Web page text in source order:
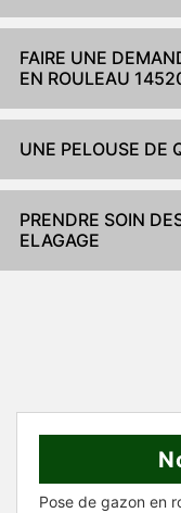
FAIRE UNE
EN ROULEAU
UNE PELOUSE DE
PRENDRE SOIN
ELAGAGE
Pose de gazon en